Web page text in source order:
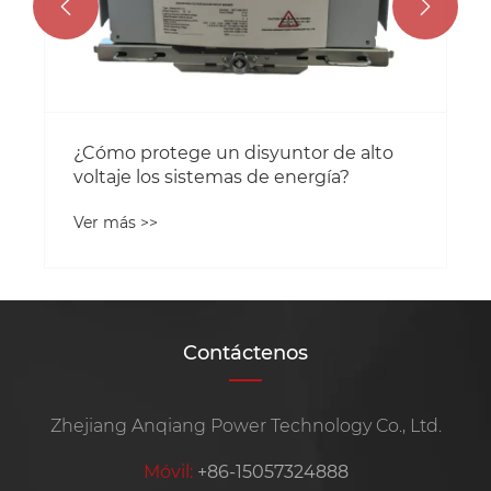
 
Contáctenos
Zhejiang Anqiang Power Technology Co., Ltd.
Móvil: +86-15057324888